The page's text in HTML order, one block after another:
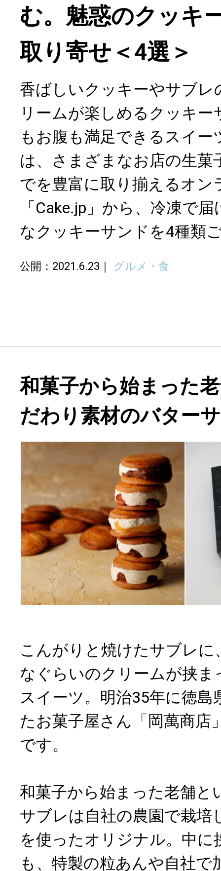
む。魅惑のクッキ
取り寄せ＜4選＞
香ばしいクッキーやサブレ
リームが楽しめるクッキ
もお腹も満足できるスイー
は、さまざまなお店の生菓
でを豊富に取り揃えるオン
「Cake.jp」から、冷凍で
なクッキーサンドを4種類
公開：2021.6.23 グルメ・食
和菓子から始まった
だわり素材のバター
こんがりと焼けたサブレ
なぐらいのクリームが挟
スイーツ。明治35年に徳島
たお菓子屋さん「岡萬商店
です。
和菓子から始まった老舗と
サブレは自社の農園で栽培
を使ったオリジナル。中に
も、特製の粒あんや自社で